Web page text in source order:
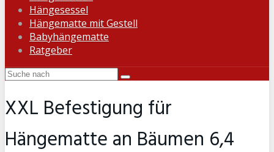
Hängesessel
Hängematte mit Gestell
Babyhängematte
Ratgeber
XXL Befestigung für
Hängematte an Bäumen 6,4